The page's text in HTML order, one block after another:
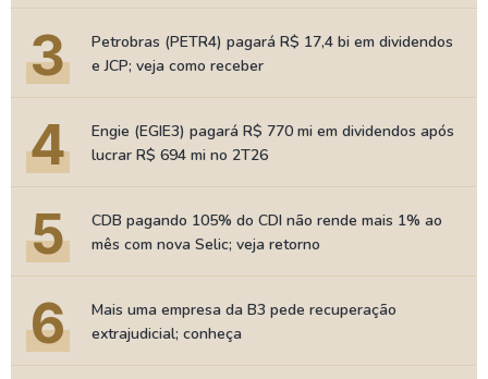
3
Petrobras (PETR4) pagará R$ 17,4 bi em dividendos
e JCP; veja como receber
4
Engie (EGIE3) pagará R$ 770 mi em dividendos após
lucrar R$ 694 mi no 2T26
5
CDB pagando 105% do CDI não rende mais 1% ao
mês com nova Selic; veja retorno
6
Mais uma empresa da B3 pede recuperação
extrajudicial; conheça